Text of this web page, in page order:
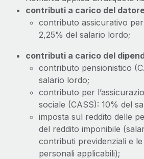
contributi a carico del
contributo assicurativo
2,25% del salario lordo;
contributi a carico del
contributo pensionistico
salario lordo;
contributo per
sociale (CASS): 10% del
imposta sul reddito delle
del reddito imponibile
contributi previdenziali e
personali applicabili);